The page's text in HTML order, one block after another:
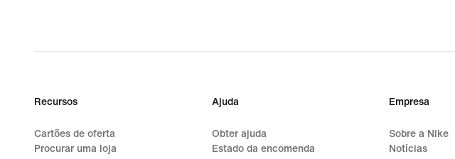
Recursos
Cartões de oferta
Procurar uma loja
Ajuda
Obter ajuda
Estado da encomenda
Empresa
Sobre a Nike
Notícias